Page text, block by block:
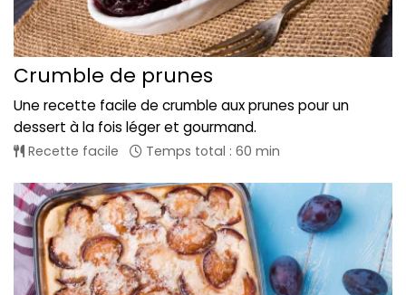
Crumble de prunes
Une recette facile de crumble aux prunes pour un
dessert à la fois léger et gourmand.
Recette facile Temps total : 60 min